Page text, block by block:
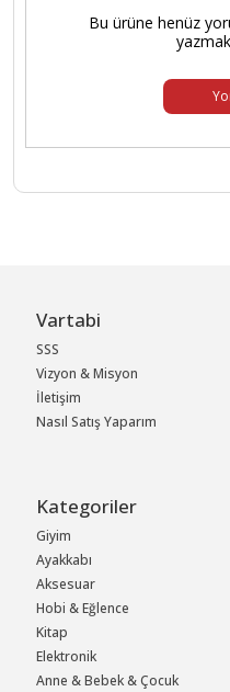
Bu ürüne henüz
Vartabi
SSS
Vizyon & Misyon
İletişim
Nasıl Satış Yaparım
Kategoriler
Giyim
Ayakkabı
Aksesuar
Hobi & Eğlence
Kitap
Elektronik
Anne & Bebek & Çocuk